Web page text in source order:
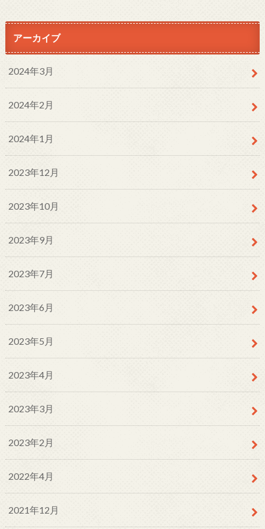
アーカイブ
2024年3月
2024年2月
2024年1月
2023年12月
2023年10月
2023年9月
2023年7月
2023年6月
2023年5月
2023年4月
2023年3月
2023年2月
2022年4月
2021年12月